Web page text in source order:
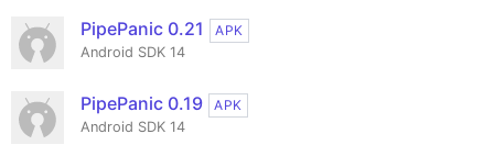
PipePanic 0.21
APK
Android SDK 14
PipePanic 0.19
APK
Android SDK 14